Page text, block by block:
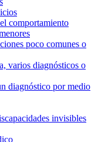
comportamiento
poco comunes o
varios diagnósticos o
diagnóstico por medio
invisibles